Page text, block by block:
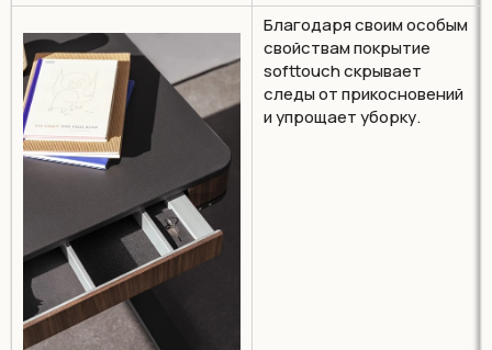
Благодаря своим особым
свойствам покрытие
softtouch скрывает
следы от прикосновений
и упрощает уборку.